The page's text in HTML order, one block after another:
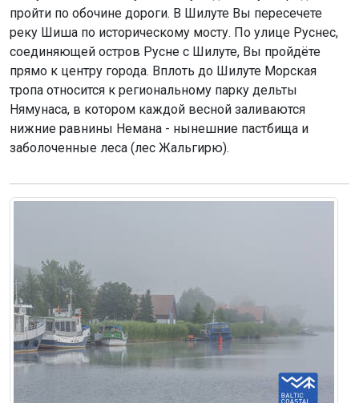
пройти по обочине дороги. В Шилуте Вы пересечете
реку Шиша по историческому мосту. По улице Руснес,
соединяющей остров Русне с Шилуте, Вы пройдёте
прямо к центру города. Вплоть до Шилуте Морская
тропа относится к региональному парку дельты
Нямунаса, в котором каждой весной заливаются
нижние равнины Немана - нынешние пастбища и
заболоченные леса (лес Жальгирю).